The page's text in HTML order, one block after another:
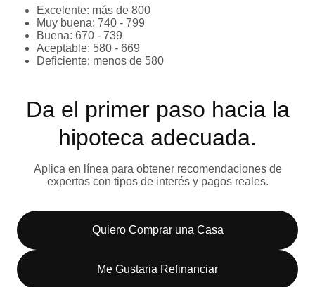
Excelente: más de 800
Muy buena: 740 - 799
Buena: 670 - 739
Aceptable: 580 - 669
Deficiente: menos de 580
Da el primer paso hacia la
hipoteca adecuada.
Aplica en línea para obtener recomendaciones de
expertos con tipos de interés y pagos reales.
Quiero Comprar una Casa
Me Gustaria Refinanciar